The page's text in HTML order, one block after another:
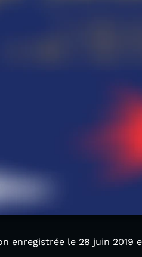
enregistrée le 28 juin 2019